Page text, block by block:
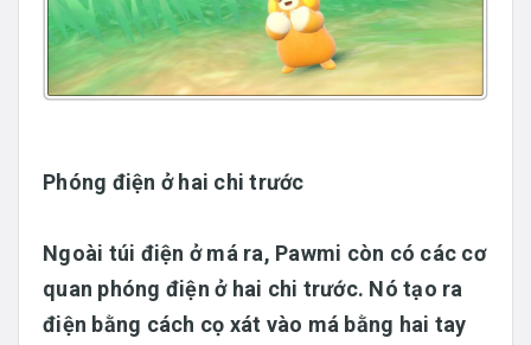
Phóng điện ở hai chi trước
Ngoài túi điện ở má ra, Pawmi còn có các cơ
quan phóng điện ở hai chi trước. Nó tạo ra
điện bằng cách cọ xát vào má bằng hai tay